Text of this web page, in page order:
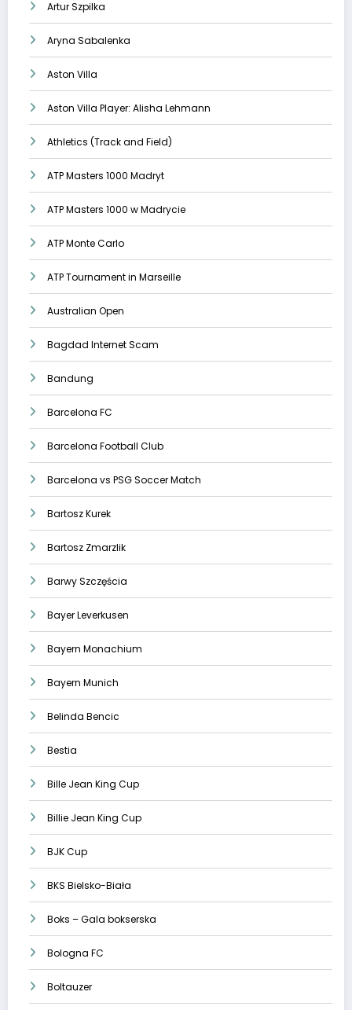
Artur Szpilka
Aryna Sabalenka
Aston Villa
Aston Villa Player: Alisha Lehmann
Athletics (Track and Field)
ATP Masters 1000 Madryt
ATP Masters 1000 w Madrycie
ATP Monte Carlo
ATP Tournament in Marseille
Australian Open
Bagdad Internet Scam
Bandung
Barcelona FC
Barcelona Football Club
Barcelona vs PSG Soccer Match
Bartosz Kurek
Bartosz Zmarzlik
Barwy Szczęścia
Bayer Leverkusen
Bayern Monachium
Bayern Munich
Belinda Bencic
Bestia
Bille Jean King Cup
Billie Jean King Cup
BJK Cup
BKS Bielsko-Biała
Boks – Gala bokserska
Bologna FC
Boltauzer